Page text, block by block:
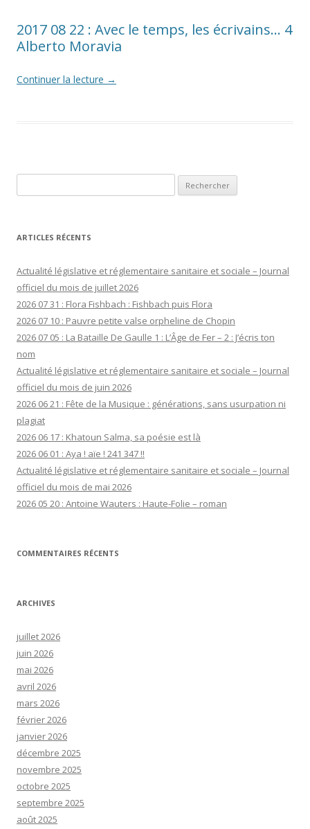
2017 08 22 : Avec le temps, les écrivains… 4
Alberto Moravia
Continuer la lecture →
ARTICLES RÉCENTS
Actualité législative et réglementaire sanitaire et sociale – Journal
officiel du mois de juillet 2026
2026 07 31 : Flora Fishbach : Fishbach puis Flora
2026 07 10 : Pauvre petite valse orpheline de Chopin
2026 07 05 : La Bataille De Gaulle 1 : L’Âge de Fer – 2 : J’écris ton
nom
Actualité législative et réglementaire sanitaire et sociale – Journal
officiel du mois de juin 2026
2026 06 21 : Fête de la Musique : générations, sans usurpation ni
plagiat
2026 06 17 : Khatoun Salma, sa poésie est là
2026 06 01 : Aya ! aïe ! 241 347 !!
Actualité législative et réglementaire sanitaire et sociale – Journal
officiel du mois de mai 2026
2026 05 20 : Antoine Wauters : Haute-Folie – roman
COMMENTAIRES RÉCENTS
ARCHIVES
juillet 2026
juin 2026
mai 2026
avril 2026
mars 2026
février 2026
janvier 2026
décembre 2025
novembre 2025
octobre 2025
septembre 2025
août 2025